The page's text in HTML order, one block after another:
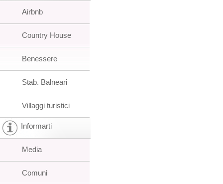
Airbnb
Country House
Benessere
Stab. Balneari
Villaggi turistici
Informarti
Media
Comuni